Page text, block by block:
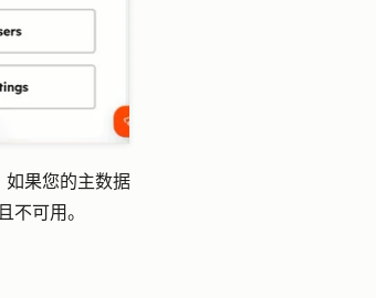
如果您的主数据
不可用。